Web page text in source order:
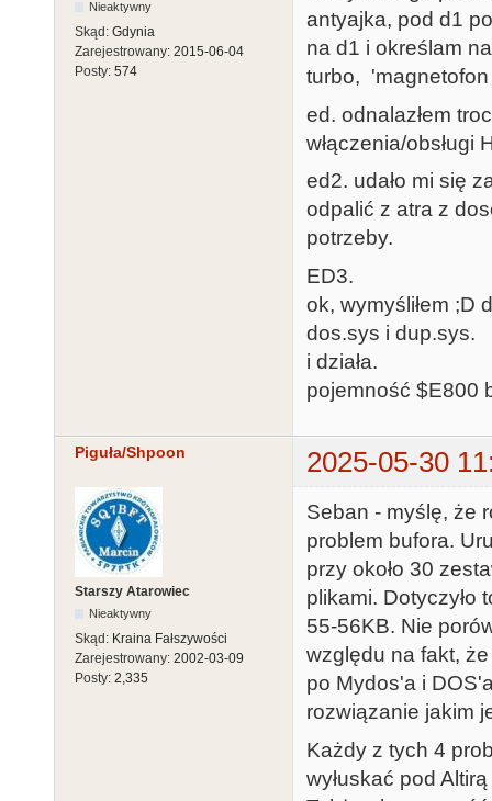
Nieaktywny
Skąd: Gdynia
Zarejestrowany: 2015-06-04
Posty: 574
antyajka, pod d1
na d1 i określam
turbo, 'magnetofon
ed. odnalazłem
włączenia/obsługi
ed2. udało mi się
odpalić z atra z
potrzeby.
ED3.
ok, wymyśliłem ;D
dos.sys i dup.sys.
i działa.
pojemność $E800
Piguła/Shpoon 2025-05-30
Starszy Atarowiec
Nieaktywny
Skąd: Kraina Fałszywości
Zarejestrowany: 2002-03-09
Posty: 2,335
Seban - myślę, że
problem bufora.
przy około 30
plikami. Dotyczyło
55-56KB. Nie
względu na fakt,
po Mydos'a i
rozwiązanie jakim
Każdy z tych 4
wyłuskać pod